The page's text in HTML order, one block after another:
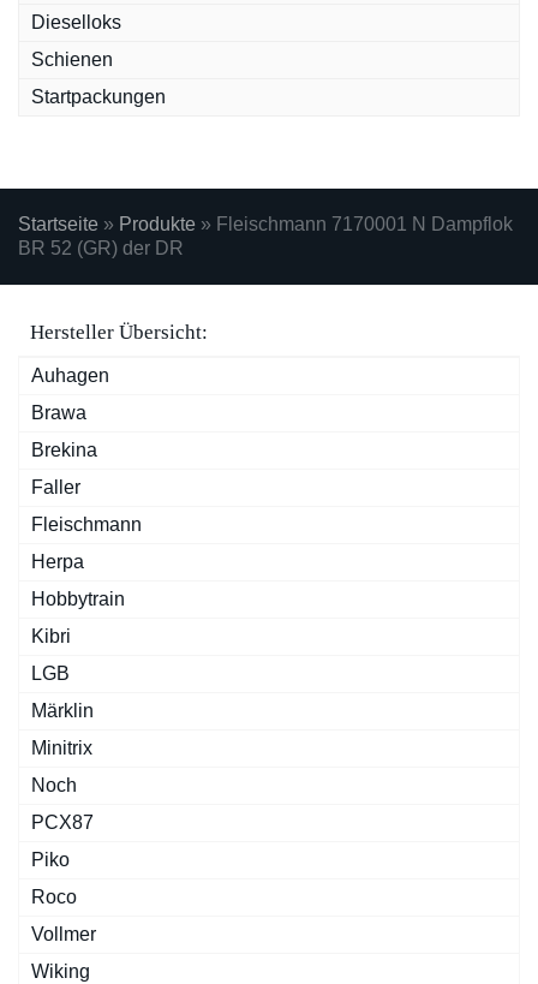
Dieselloks
Schienen
Startpackungen
Startseite » Produkte » Fleischmann 7170001 N Dampflok
BR 52 (GR) der DR
Hersteller Übersicht:
Auhagen
Brawa
Brekina
Faller
Fleischmann
Herpa
Hobbytrain
Kibri
LGB
Märklin
Minitrix
Noch
PCX87
Piko
Roco
Vollmer
Wiking